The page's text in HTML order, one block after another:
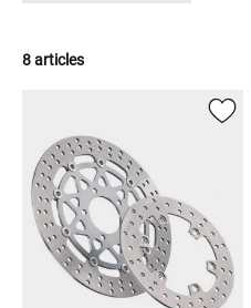
8 articles